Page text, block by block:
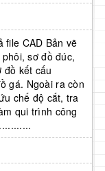
file CAD Bản vẽ
sơ đồ đúc,
đồ kết cấu
gá. Ngoài ra còn
chế độ cắt, tra
qui trình công